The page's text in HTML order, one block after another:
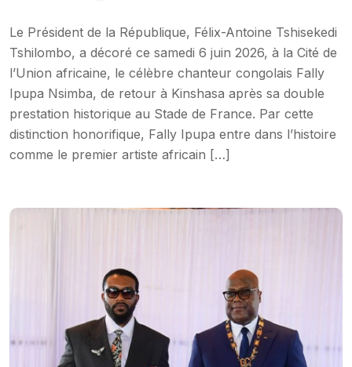
Le Président de la République, Félix-Antoine Tshisekedi
Tshilombo, a décoré ce samedi 6 juin 2026, à la Cité de
l’Union africaine, le célèbre chanteur congolais Fally
Ipupa Nsimba, de retour à Kinshasa après sa double
prestation historique au Stade de France. Par cette
distinction honorifique, Fally Ipupa entre dans l’histoire
comme le premier artiste africain […]